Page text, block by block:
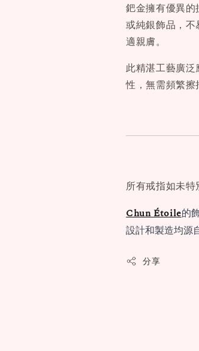
鈀金擁有優異
或純銀飾品，
適親膚。
此精湛工藝廣
性，無需頻繁
所有戒指如未
Chun Étoile的
設計和製造均源
分享